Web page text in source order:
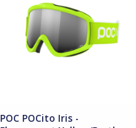
POC POCito Iris -